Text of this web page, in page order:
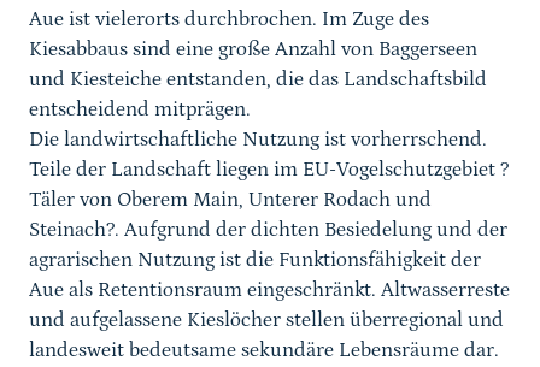
Aue ist vielerorts durchbrochen. Im Zuge des
Kiesabbaus sind eine große Anzahl von Baggerseen
und Kiesteiche entstanden, die das Landschaftsbild
entscheidend mitprägen.
Die landwirtschaftliche Nutzung ist vorherrschend.
Teile der Landschaft liegen im EU-Vogelschutzgebiet ?
Täler von Oberem Main, Unterer Rodach und
Steinach?. Aufgrund der dichten Besiedelung und der
agrarischen Nutzung ist die Funktionsfähigkeit der
Aue als Retentionsraum eingeschränkt. Altwasserreste
und aufgelassene Kieslöcher stellen überregional und
landesweit bedeutsame sekundäre Lebensräume dar.